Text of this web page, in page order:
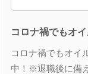
コロナ禍でもオ
コロナ禍でもオイ
中！※退職後に備